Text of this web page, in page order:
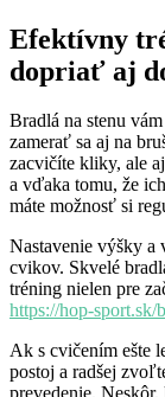
Efektívny
dopriať aj
Bradlá na stenu
zamerať sa aj na
zacvičíte kliky, ale
a vďaka tomu, že
máte možnosť si
Nastavenie výšky a
cvikov. Skvelé
tréning nielen pre
https://hop-sport.sk/
Ak s cvičením ešte
postoj a radšej